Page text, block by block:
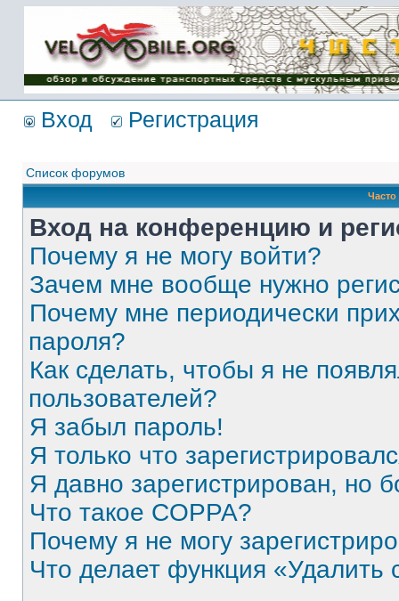
Имя пользователя:
Пароль:
{ LOG_ME_IN_SHORT
}
Вход Регистрация
Список форумов
Вход на конференцию и
Почему я не могу войти?
Зачем мне вообще нужно
Почему мне периодически
пароля?
Как сделать, чтобы я не
пользователей?
Я забыл пароль!
Я только что
Я давно зарегистрирован, но
Что такое COPPA?
Почему я не могу
Что делает функция